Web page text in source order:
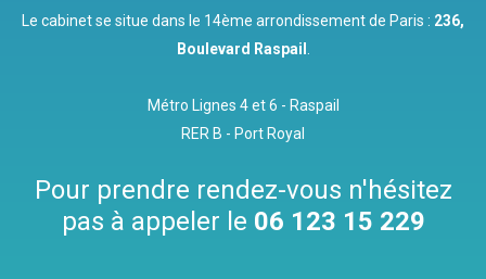
Le cabinet se situe dans le 14ème arrondissement de Paris : 236,
Boulevard Raspail
Métro Lignes 4 et 6 - Raspail
RER B - Port Royal
Pour prendre rendez-vous n'hésitez
pas à appeler le 06 123 15 229